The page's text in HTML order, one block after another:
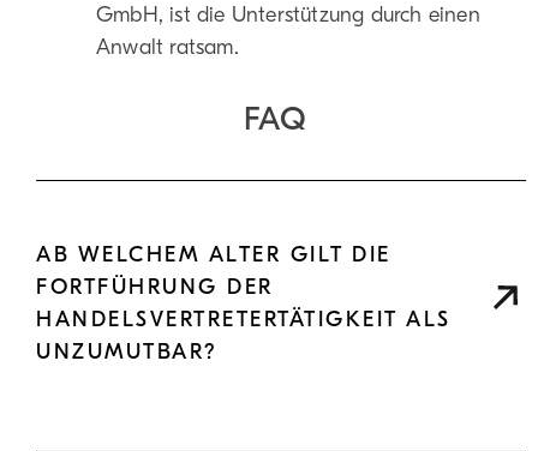
GmbH, ist die Unterstützung durch einen
Anwalt ratsam.
FAQ
AB WELCHEM ALTER GILT DIE
FORTFÜHRUNG DER
HANDELSVERTRETERTÄTIGKEIT ALS
UNZUMUTBAR?